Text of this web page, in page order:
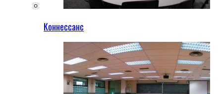
Коннессанс